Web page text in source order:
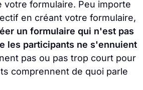
votre formulaire. Peu importe
en créant votre formulaire,
un formulaire qui n'est pas
les participants ne s'ennuient
pas ou pas trop court pour
comprennent de quoi parle